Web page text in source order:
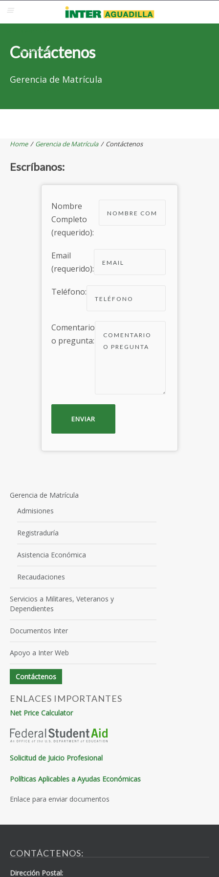
Correo Electrónico
Re-admisión
Contáctenos
Gerencia de Matrícula
Home / Gerencia de Matrícula / Contáctenos
Escríbanos:
Nombre
Completo
(requerido):
Email
(requerido):
Teléfono:
Comentario
o pregunta:
Gerencia de Matrícula
Admisiones
Registraduría
Asistencia Económica
Recaudaciones
Servicios a Militares, Veteranos y
Dependientes
Documentos Inter
Apoyo a Inter Web
Contáctenos
ENLACES IMPORTANTES
Net Price Calculator
Solicitud de Juicio Profesional
Políticas Aplicables a Ayudas Económicas
Enlace para enviar documentos
CONTÁCTENOS:
Dirección Postal: